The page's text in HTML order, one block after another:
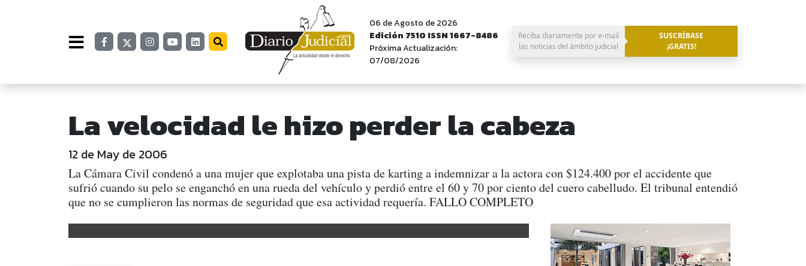
06 de Agosto de 2026
Edición 7510 ISSN 1667-8486
Próxima Actualización:
07/08/2026
Reciba diariamente por e-mail
las noticias del ámbito judicial
SUSCRÍBASE
¡GRATIS!
La velocidad le hizo perder la cabeza
12 de May de 2006
La Cámara Civil condenó a una mujer que explotaba una pista de karting a indemnizar a la actora con $124.400 por el accidente que
sufrió cuando su pelo se enganchó en una rueda del vehículo y perdió entre el 60 y 70 por ciento del cuero cabelludo. El tribunal entendió
que no se cumplieron las normas de seguridad que esa actividad requería. FALLO COMPLETO